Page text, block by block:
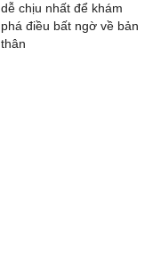
dễ chịu nhất để khám
phá điều bất ngờ về bản
thân